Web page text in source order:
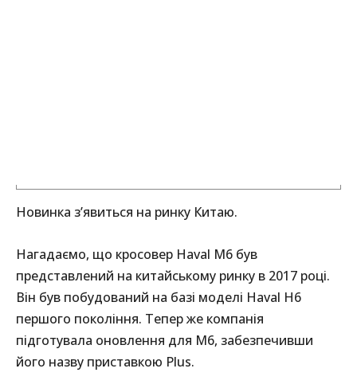
Новинка з’явиться на ринку Китаю.
Нагадаємо, що кросовер Haval M6 був
представлений на китайському ринку в 2017 році.
Він був побудований на базі моделі Haval H6
першого покоління. Тепер же компанія
підготувала оновлення для M6, забезпечивши
його назву приставкою Plus.